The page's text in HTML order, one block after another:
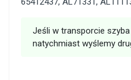
Jeśli w transporcie
natychmiast wyślemy